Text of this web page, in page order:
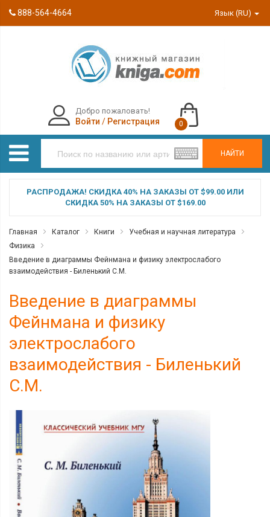
888-564-4664 Язык (RU)
НАЙТИ
Добро пожаловать!
Войти / Регистрация 0
РАСПРОДАЖА! СКИДКА 40% НА ЗАКАЗЫ ОТ $99.00 ИЛИ
СКИДКА 50% НА ЗАКАЗЫ ОТ $169.00
Главная Каталог Книги
Учебная и научная литература
Физика
Введение в диаграммы Фейнмана и физику электрослабого
взаимодействия - Биленький С.М.
Введение в диаграммы
Фейнмана и физику
электрослабого
взаимодействия - Биленький
С.М.